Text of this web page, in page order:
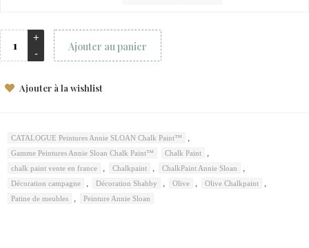
Ajouter au panier
Ajouter à la wishlist
CATALOGUE Peintures Annie SLOAN Chalk Paint™
Gamme Peintures Annie Sloan Chalk Paint™ Chalk Paint
chalk paint vente en france Chalkpaint ChalkPaint Annie Sloan
Décoration campagne Décoration Shabby Olive Olive Chalkpaint
Patine de meubles Peinture Annie Sloan